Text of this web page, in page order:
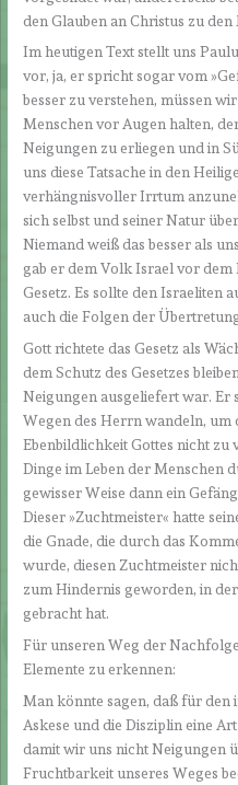
den Glauben an Christus zu
Im heutigen Text stellt uns
vor, ja, er spricht sogar vom
besser zu verstehen, müssen
Menschen vor Augen halten,
Neigungen zu erliegen und in
uns diese Tatsache in den
verhängnisvoller Irrtum
sich selbst und seiner Natur
Niemand weiß das besser als
gab er dem Volk Israel vor dem
Gesetz. Es sollte den Israeliten
auch die Folgen der
Gott richtete das Gesetz als
dem Schutz des Gesetzes
Neigungen ausgeliefert war. Er
Wegen des Herrn wandeln, um
Ebenbildlichkeit Gottes nicht zu
Dinge im Leben der Menschen
gewisser Weise dann ein
Dieser »Zuchtmeister« hatte
die Gnade, die durch das
wurde, diesen Zuchtmeister
zum Hindernis geworden, in
gebracht hat.
Für unseren Weg der
Elemente zu erkennen:
Man könnte sagen, daß für den
Askese und die Disziplin eine
damit wir uns nicht Neigungen
Fruchtbarkeit unseres Weges